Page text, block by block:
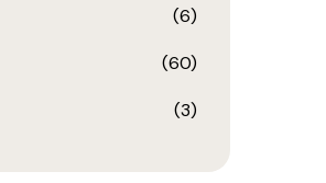
(6)
(60)
(3)